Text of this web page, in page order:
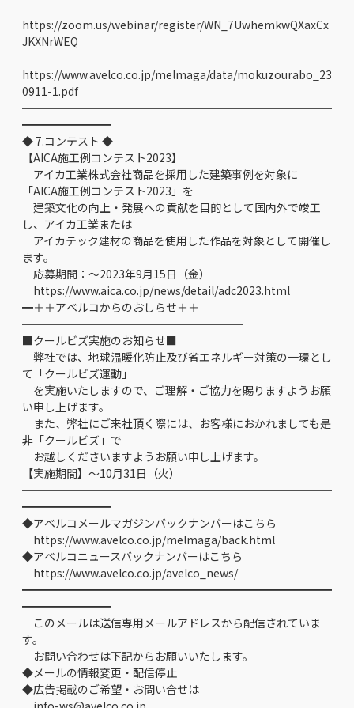
https://zoom.us/webinar/register/WN_7UwhemkwQXaxCx
JKXNrWEQ
https://www.avelco.co.jp/melmaga/data/mokuzourabo_23
0911-1.pdf
━━━━━━━━━━━━━━━━━━━━━━━━━━━━
━━━━━━━━
◆ 7.コンテスト ◆
【AICA施工例コンテスト2023】
アイカ工業株式会社商品を採用した建築事例を対象に
「AICA施工例コンテスト2023」を
建築文化の向上・発展への貢献を目的として国内外で竣工
し、アイカ工業または
アイカテック建材の商品を使用した作品を対象として開催し
ます。
応募期間：～2023年9月15日（金）
https://www.aica.co.jp/news/detail/adc2023.html
━＋＋アベルコからのおしらせ＋＋
━━━━━━━━━━━━━━━━━━━━
■クールビズ実施のお知らせ■
弊社では、地球温暖化防止及び省エネルギー対策の一環とし
て「クールビズ運動」
を実施いたしますので、ご理解・ご協力を賜りますようお願
い申し上げます。
また、弊社にご来社頂く際には、お客様におかれましても是
非「クールビズ」で
お越しくださいますようお願い申し上げます。
【実施期間】～10月31日（火）
━━━━━━━━━━━━━━━━━━━━━━━━━━━━
━━━━━━━━
◆アベルコメールマガジンバックナンバーはこちら
https://www.avelco.co.jp/melmaga/back.html
◆アベルコニュースバックナンバーはこちら
https://www.avelco.co.jp/avelco_news/
━━━━━━━━━━━━━━━━━━━━━━━━━━━━
━━━━━━━━
このメールは送信専用メールアドレスから配信されていま
す。
お問い合わせは下記からお願いいたします。
◆メールの情報変更・配信停止
◆広告掲載のご希望・お問い合せは